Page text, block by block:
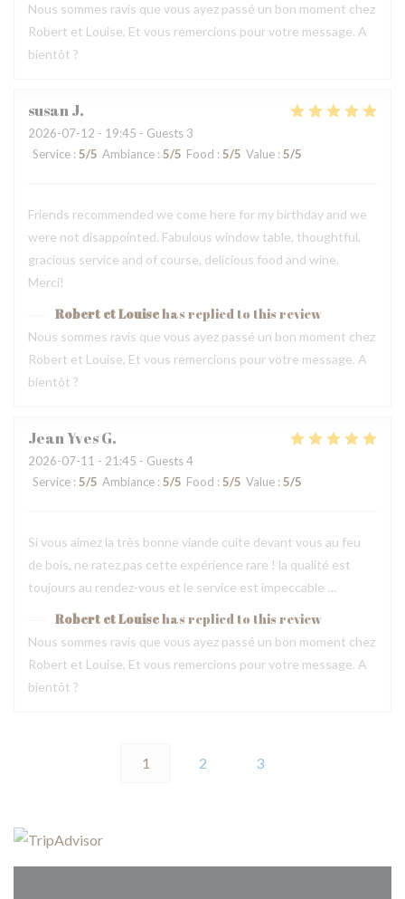
Nous sommes ravis que vous ayez passé un bon moment chez
Robert et Louise, Et vous remercions pour votre message. A
bientôt ?
susanJ
2026-07-12 - 19:45 - Guests 3
Service : 5/5 Ambiance : 5/5 Food : 5/5 Value : 5/5
Friends recommended we come here for my birthday and we
were not disappointed. Fabulous window table, thoughtful,
gracious service and of course, delicious food and wine.
Merci!
Robert et Louisehas replied to this review
Nous sommes ravis que vous ayez passé un bon moment chez
Robert et Louise, Et vous remercions pour votre message. A
bientôt ?
Jean YvesG
2026-07-11 - 21:45 - Guests 4
Service : 5/5 Ambiance : 5/5 Food : 5/5 Value : 5/5
Si vous aimez la très bonne viande cuite devant vous au feu
de bois, ne ratez pas cette expérience rare ! la qualité est
toujours au rendez-vous et le service est impeccable …
Robert et Louisehas replied to this review
Nous sommes ravis que vous ayez passé un bon moment chez
Robert et Louise, Et vous remercions pour votre message. A
bientôt ?
1 2 3